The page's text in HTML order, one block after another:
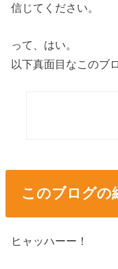
信じてください。
って、はい。
以下真面目なこのブ
このブログの
ヒャッハーー！